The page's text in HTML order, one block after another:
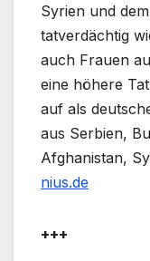
Syrien und
tatverdächtig
auch Frauen
eine höhere
auf als
aus Serbien,
Afghanistan,
nius.de
+++